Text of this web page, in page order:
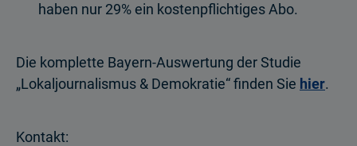
haben nur 29% ein kostenpflichtiges Abo.
Die komplette Bayern-Auswertung der Studie
„Lokaljournalismus & Demokratie“ finden Sie hier.
Kontakt: